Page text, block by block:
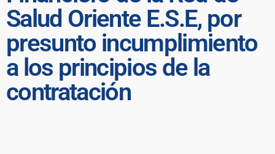
Salud Oriente E.S.E, por
presunto incumplimiento
a los principios de la
contratación